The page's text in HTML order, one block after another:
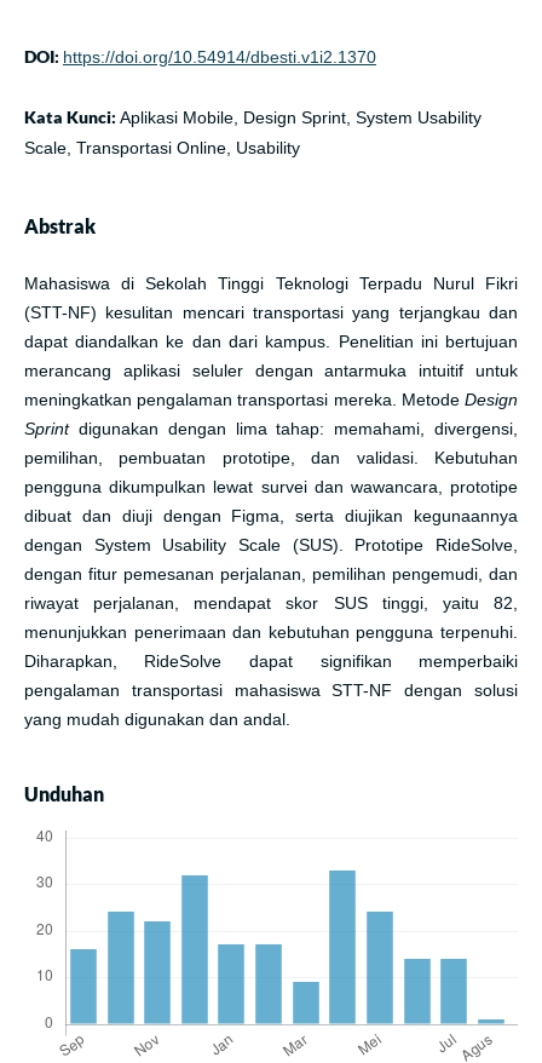
DOI: https://doi.org/10.54914/dbesti.v1i2.1370
Kata Kunci: Aplikasi Mobile, Design Sprint, System Usability
Scale, Transportasi Online, Usability
Abstrak
Mahasiswa di Sekolah Tinggi Teknologi Terpadu Nurul Fikri
(STT-NF) kesulitan mencari transportasi yang terjangkau dan
dapat diandalkan ke dan dari kampus. Penelitian ini bertujuan
merancang aplikasi seluler dengan antarmuka intuitif untuk
meningkatkan pengalaman transportasi mereka. MetodeDesign
Sprintdigunakan dengan lima tahap: memahami, divergensi,
pemilihan, pembuatan prototipe, dan validasi. Kebutuhan
pengguna dikumpulkan lewat survei dan wawancara, prototipe
dibuat dan diuji dengan Figma, serta diujikan kegunaannya
dengan System Usability Scale (SUS). Prototipe RideSolve,
dengan fitur pemesanan perjalanan, pemilihan pengemudi, dan
riwayat perjalanan, mendapat skor SUS tinggi, yaitu 82,
menunjukkan penerimaan dan kebutuhan pengguna terpenuhi.
Diharapkan, RideSolve dapat signifikan memperbaiki
pengalaman transportasi mahasiswa STT-NF dengan solusi
yang mudah digunakan dan andal.
Unduhan